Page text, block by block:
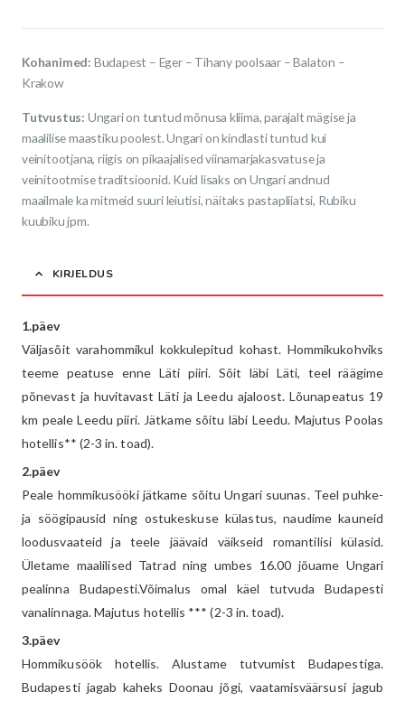
Kohanimed: Budapest – Eger – Tihany poolsaar – Balaton –
Krakow
Tutvustus: Ungari on tuntud mõnusa kliima, parajalt mägise ja
maalilise maastiku poolest. Ungari on kindlasti tuntud kui
veinitootjana, riigis on pikaajalised viinamarjakasvatuse ja
veinitootmise traditsioonid. Kuid lisaks on Ungari andnud
maailmale ka mitmeid suuri leiutisi, näitaks pastapliiatsi, Rubiku
kuubiku jpm.
KIRJELDUS
1.päev
Väljasõit varahommikul kokkulepitud kohast. Hommikukohviks
teeme peatuse enne Läti piiri. Sõit läbi Läti, teel räägime
põnevast ja huvitavast Läti ja Leedu ajaloost. Lõunapeatus 19
km peale Leedu piiri. Jätkame sõitu läbi Leedu. Majutus Poolas
hotellis** (2-3 in. toad).
2.päev
Peale hommikusööki jätkame sõitu Ungari suunas. Teel puhke-
ja söögipausid ning ostukeskuse külastus, naudime kauneid
loodusvaateid ja teele jäävaid väikseid romantilisi külasid.
Ületame maalilised Tatrad ning umbes 16.00 jõuame Ungari
pealinna Budapesti.Võimalus omal käel tutvuda Budapesti
vanalinnaga. Majutus hotellis *** (2-3 in. toad).
3.päev
Hommikusöök hotellis. Alustame tutvumist Budapestiga.
Budapesti jagab kaheks Doonau jõgi, vaatamisväärsusi jagub